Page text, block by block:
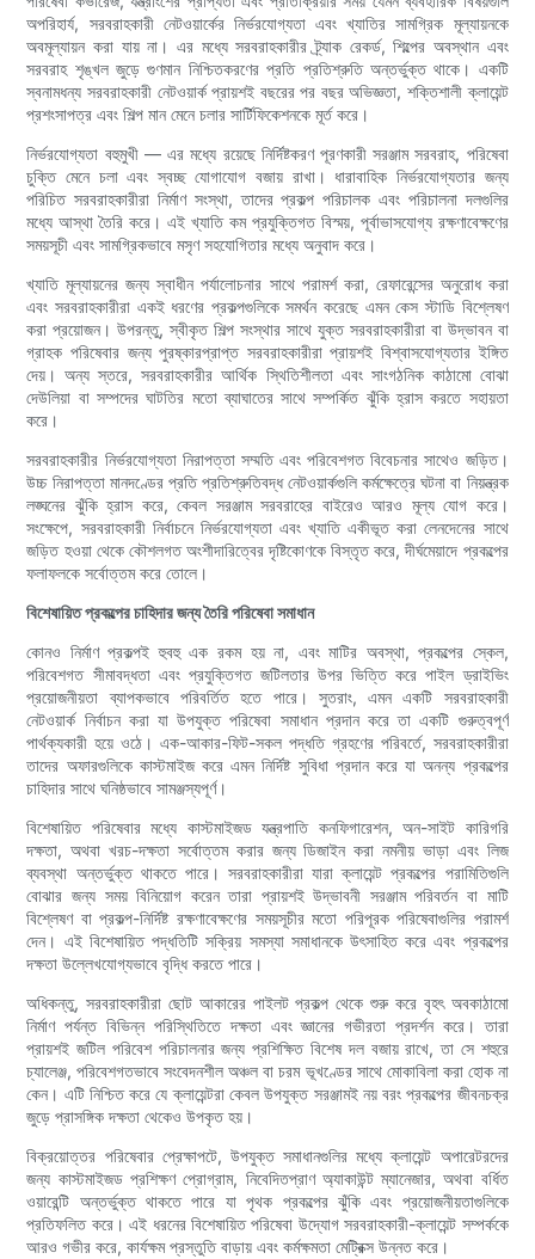
অপরিহার্য, সরবরাহকারী নেটওয়ার্কের নির্ভরযোগ্যতা এবং খ্যাতির সামগ্রিক মূল্যায়নকে
অবমূল্যায়ন করা যায় না। এর মধ্যে সরবরাহকারীর ট্র্যাক রেকর্ড, শিল্পের অবস্থান এবং
সরবরাহ শৃঙ্খল জুড়ে গুণমান নিশ্চিতকরণের প্রতি প্রতিশ্রুতি অন্তর্ভুক্ত থাকে। একটি
স্বনামধন্য সরবরাহকারী নেটওয়ার্ক প্রায়শই বছরের পর বছর অভিজ্ঞতা, শক্তিশালী ক্লায়েন্ট
প্রশংসাপত্র এবং শিল্প মান মেনে চলার সার্টিফিকেশনকে মূর্ত করে।
নির্ভরযোগ্যতা বহুমুখী — এর মধ্যে রয়েছে নির্দিষ্টকরণ পূরণকারী সরঞ্জাম সরবরাহ, পরিষেবা
চুক্তি মেনে চলা এবং স্বচ্ছ যোগাযোগ বজায় রাখা। ধারাবাহিক নির্ভরযোগ্যতার জন্য
পরিচিত সরবরাহকারীরা নির্মাণ সংস্থা, তাদের প্রকল্প পরিচালক এবং পরিচালনা দলগুলির
মধ্যে আস্থা তৈরি করে। এই খ্যাতি কম প্রযুক্তিগত বিস্ময়, পূর্বাভাসযোগ্য রক্ষণাবেক্ষণের
সময়সূচী এবং সামগ্রিকভাবে মসৃণ সহযোগিতার মধ্যে অনুবাদ করে।
খ্যাতি মূল্যায়নের জন্য স্বাধীন পর্যালোচনার সাথে পরামর্শ করা, রেফারেন্সের অনুরোধ করা
এবং সরবরাহকারীরা একই ধরণের প্রকল্পগুলিকে সমর্থন করেছে এমন কেস স্টাডি বিশ্লেষণ
করা প্রয়োজন। উপরন্তু, স্বীকৃত শিল্প সংস্থার সাথে যুক্ত সরবরাহকারীরা বা উদ্ভাবন বা
গ্রাহক পরিষেবার জন্য পুরষ্কারপ্রাপ্ত সরবরাহকারীরা প্রায়শই বিশ্বাসযোগ্যতার ইঙ্গিত
দেয়। অন্য স্তরে, সরবরাহকারীর আর্থিক স্থিতিশীলতা এবং সাংগঠনিক কাঠামো বোঝা
দেউলিয়া বা সম্পদের ঘাটতির মতো ব্যাঘাতের সাথে সম্পর্কিত ঝুঁকি হ্রাস করতে সহায়তা
করে।
সরবরাহকারীর নির্ভরযোগ্যতা নিরাপত্তা সম্মতি এবং পরিবেশগত বিবেচনার সাথেও জড়িত।
উচ্চ নিরাপত্তা মানদণ্ডের প্রতি প্রতিশ্রুতিবদ্ধ নেটওয়ার্কগুলি কর্মক্ষেত্রে ঘটনা বা নিয়ন্ত্রক
লঙ্ঘনের ঝুঁকি হ্রাস করে, কেবল সরঞ্জাম সরবরাহের বাইরেও আরও মূল্য যোগ করে।
সংক্ষেপে, সরবরাহকারী নির্বাচনে নির্ভরযোগ্যতা এবং খ্যাতি একীভূত করা লেনদেনের সাথে
জড়িত হওয়া থেকে কৌশলগত অংশীদারিত্বের দৃষ্টিকোণকে বিস্তৃত করে, দীর্ঘমেয়াদে প্রকল্পের
ফলাফলকে সর্বোত্তম করে তোলে।
বিশেষায়িত প্রকল্পের চাহিদার জন্য তৈরি পরিষেবা সমাধান
কোনও নির্মাণ প্রকল্পই হুবহু এক রকম হয় না, এবং মাটির অবস্থা, প্রকল্পের স্কেল,
পরিবেশগত সীমাবদ্ধতা এবং প্রযুক্তিগত জটিলতার উপর ভিত্তি করে পাইল ড্রাইভিং
প্রয়োজনীয়তা ব্যাপকভাবে পরিবর্তিত হতে পারে। সুতরাং, এমন একটি সরবরাহকারী
নেটওয়ার্ক নির্বাচন করা যা উপযুক্ত পরিষেবা সমাধান প্রদান করে তা একটি গুরুত্বপূর্ণ
পার্থক্যকারী হয়ে ওঠে। এক-আকার-ফিট-সকল পদ্ধতি গ্রহণের পরিবর্তে, সরবরাহকারীরা
তাদের অফারগুলিকে কাস্টমাইজ করে এমন নির্দিষ্ট সুবিধা প্রদান করে যা অনন্য প্রকল্পের
চাহিদার সাথে ঘনিষ্ঠভাবে সামঞ্জস্যপূর্ণ।
বিশেষায়িত পরিষেবার মধ্যে কাস্টমাইজড যন্ত্রপাতি কনফিগারেশন, অন-সাইট কারিগরি
দক্ষতা, অথবা খরচ-দক্ষতা সর্বোত্তম করার জন্য ডিজাইন করা নমনীয় ভাড়া এবং লিজ
ব্যবস্থা অন্তর্ভুক্ত থাকতে পারে। সরবরাহকারীরা যারা ক্লায়েন্ট প্রকল্পের পরামিতিগুলি
বোঝার জন্য সময় বিনিয়োগ করেন তারা প্রায়শই উদ্ভাবনী সরঞ্জাম পরিবর্তন বা মাটি
বিশ্লেষণ বা প্রকল্প-নির্দিষ্ট রক্ষণাবেক্ষণের সময়সূচীর মতো পরিপূরক পরিষেবাগুলির পরামর্শ
দেন। এই বিশেষায়িত পদ্ধতিটি সক্রিয় সমস্যা সমাধানকে উৎসাহিত করে এবং প্রকল্পের
দক্ষতা উল্লেখযোগ্যভাবে বৃদ্ধি করতে পারে।
অধিকন্তু, সরবরাহকারীরা ছোট আকারের পাইলট প্রকল্প থেকে শুরু করে বৃহৎ অবকাঠামো
নির্মাণ পর্যন্ত বিভিন্ন পরিস্থিতিতে দক্ষতা এবং জ্ঞানের গভীরতা প্রদর্শন করে। তারা
প্রায়শই জটিল পরিবেশ পরিচালনার জন্য প্রশিক্ষিত বিশেষ দল বজায় রাখে, তা সে শহুরে
চ্যালেঞ্জ, পরিবেশগতভাবে সংবেদনশীল অঞ্চল বা চরম ভূখণ্ডের সাথে মোকাবিলা করা হোক না
কেন। এটি নিশ্চিত করে যে ক্লায়েন্টরা কেবল উপযুক্ত সরঞ্জামই নয় বরং প্রকল্পের জীবনচক্র
জুড়ে প্রাসঙ্গিক দক্ষতা থেকেও উপকৃত হয়।
বিক্রয়োত্তর পরিষেবার প্রেক্ষাপটে, উপযুক্ত সমাধানগুলির মধ্যে ক্লায়েন্ট অপারেটরদের
জন্য কাস্টমাইজড প্রশিক্ষণ প্রোগ্রাম, নিবেদিতপ্রাণ অ্যাকাউন্ট ম্যানেজার, অথবা বর্ধিত
ওয়ারেন্টি অন্তর্ভুক্ত থাকতে পারে যা পৃথক প্রকল্পের ঝুঁকি এবং প্রয়োজনীয়তাগুলিকে
প্রতিফলিত করে। এই ধরনের বিশেষায়িত পরিষেবা উদ্যোগ সরবরাহকারী-ক্লায়েন্ট সম্পর্ককে
আরও গভীর করে, কার্যক্ষম প্রস্তুতি বাড়ায় এবং কর্মক্ষমতা মেট্রিক্স উন্নত করে।